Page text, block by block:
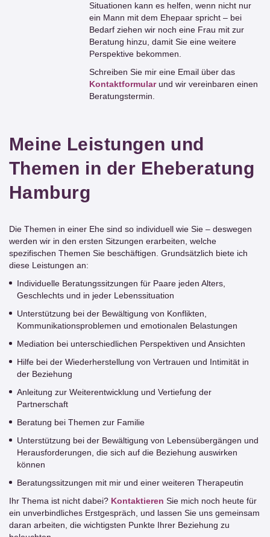
Situationen kann es helfen, wenn nicht nur
ein Mann mit dem Ehepaar spricht – bei
Bedarf ziehen wir noch eine Frau mit zur
Beratung hinzu, damit Sie eine weitere
Perspektive bekommen.
Schreiben Sie mir eine Email über das
Kontaktformularund wir vereinbaren einen
Beratungstermin.
Meine Leistungen und
Themen in der Eheberatung
Hamburg
Die Themen in einer Ehe sind so individuell wie Sie – deswegen
werden wir in den ersten Sitzungen erarbeiten, welche
spezifischen Themen Sie beschäftigen. Grundsätzlich biete ich
diese Leistungen an:
Individuelle Beratungssitzungen für Paare jeden Alters,
Geschlechts und in jeder Lebenssituation
Unterstützung bei der Bewältigung von Konflikten,
Kommunikationsproblemen und emotionalen Belastungen
Mediation bei unterschiedlichen Perspektiven und Ansichten
Hilfe bei der Wiederherstellung von Vertrauen und Intimität in
der Beziehung
Anleitung zur Weiterentwicklung und Vertiefung der
Partnerschaft
Beratung bei Themen zur Familie
Unterstützung bei der Bewältigung von Lebensübergängen und
Herausforderungen, die sich auf die Beziehung auswirken
können
Beratungssitzungen mit mir und einer weiteren Therapeutin
Ihr Thema ist nicht dabei? Kontaktieren Sie mich noch heute für
ein unverbindliches Erstgespräch, und lassen Sie uns gemeinsam
daran arbeiten, die wichtigsten Punkte Ihrer Beziehung zu